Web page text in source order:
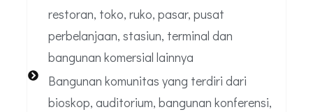
restoran, toko, ruko, pasar, pusat
perbelanjaan, stasiun, terminal dan
bangunan komersial lainnya
Bangunan komunitas yang terdiri dari
bioskop, auditorium, bangunan konferensi,